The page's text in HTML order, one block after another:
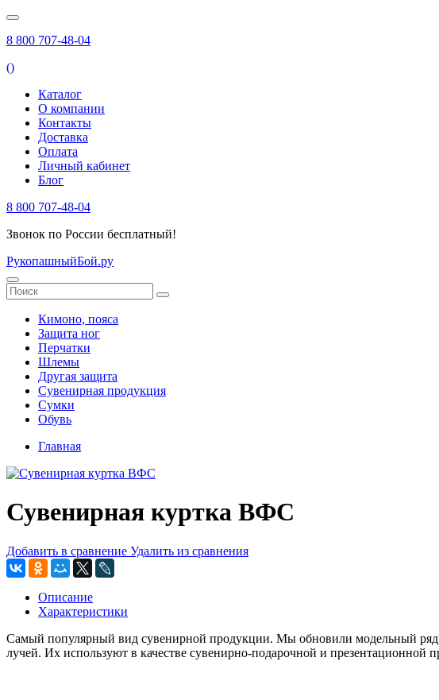
8 800 707-48-04
()
Каталог
О компании
Контакты
Доставка
Оплата
Личный кабинет
Блог
8 800 707-48-04
Звонок по России бесплатный!
РукопашныйБой.ру
Кимоно, пояса
Защита ног
Перчатки
Шлемы
Другая защита
Сувенирная продукция
Сумки
Обувь
Главная
Сувенирная куртка ВФС
Добавить в сравнение Удалить из сравнения
Описание
Характеристики
Самый популярный вид сувенирной продукции. Мы обновили модельный
лучей. Их используют в качестве сувенирно-подарочной и презентационной